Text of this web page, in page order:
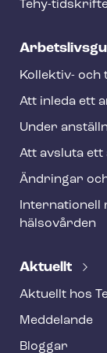
Tehy-​
Kollektiv- och
Att inleda ett
Under
Att avsluta
Ändringar
hälsovården
Aktuellt
Aktuellt hos
Meddelande
Bloggar